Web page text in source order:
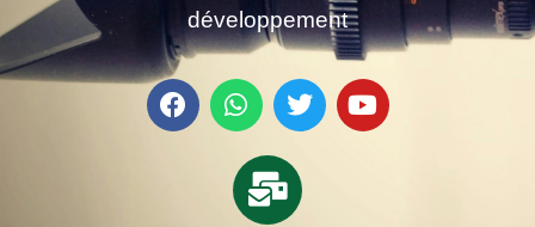
développement